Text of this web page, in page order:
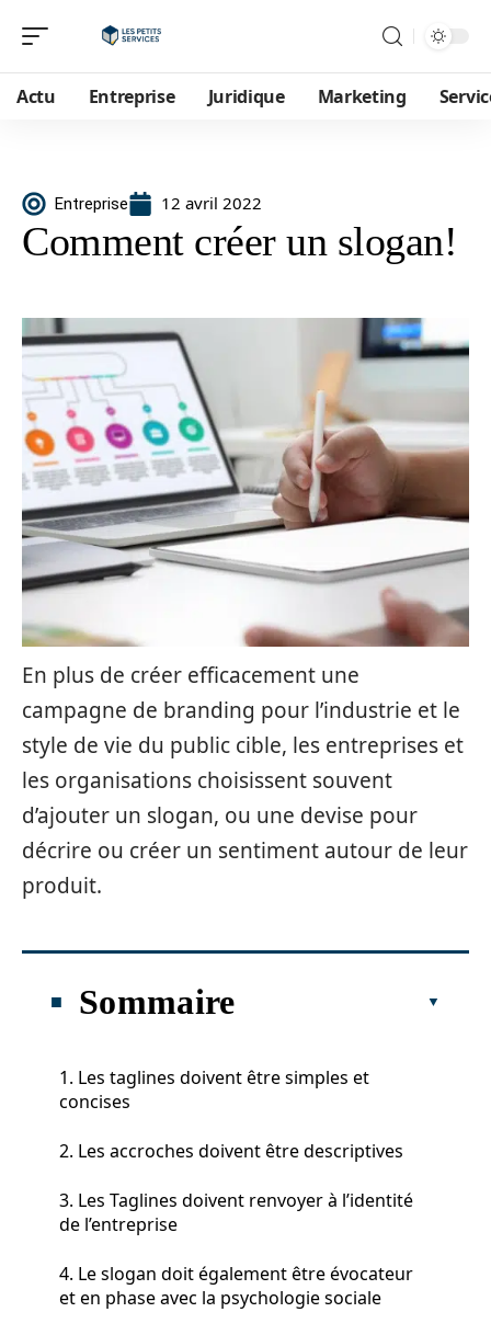
Actu Entreprise Juridique Marketing
Entreprise 12 avril 2022
Comment créer un slogan!
En plus de créer efficacement une
campagne de branding pour l’industrie et le
style de vie du public cible, les entreprises et
les organisations choisissent souvent
d’ajouter un slogan, ou une devise pour
décrire ou créer un sentiment autour de leur
produit.
Sommaire
1. Les taglines doivent être simples et
concises
2. Les accroches doivent être descriptives
3. Les Taglines doivent renvoyer à l’identité
de l’entreprise
4. Le slogan doit également être évocateur
et en phase avec la psychologie sociale